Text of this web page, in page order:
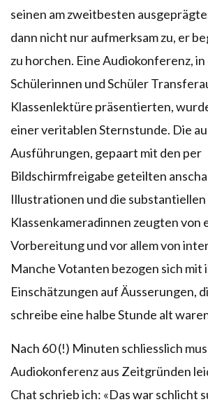
seinen am zweitbesten
dann nicht nur aufmerksam zu, er
zu horchen. Eine Audiokonferenz, in
Schülerinnen und Schüler
Klassenlektüre präsentierten,
einer veritablen Sternstunde. Die
Ausführungen, gepaart mit den per
Bildschirmfreigabe geteilten
Illustrationen und die
Klassenkameradinnen zeugten von
Vorbereitung und vor allem von
Manche Votanten bezogen sich mit
Einschätzungen auf Äusserungen,
schreibe eine halbe Stunde alt
Nach 60 (!) Minuten schliesslich
Audiokonferenz aus Zeitgründen
Chat schrieb ich: «Das war schlicht